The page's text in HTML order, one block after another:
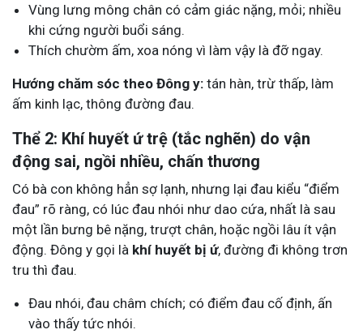
Vùng lưng mông chân có cảm giác nặng, mỏi; nhiều
khi cứng người buổi sáng.
Thích chườm ấm, xoa nóng vì làm vậy là đỡ ngay.
Hướng chăm sóc theo Đông y: tán hàn, trừ thấp, làm
ấm kinh lạc, thông đường đau.
Thể 2: Khí huyết ứ trệ (tắc nghẽn) do vận
động sai, ngồi nhiều, chấn thương
Có bà con không hẳn sợ lạnh, nhưng lại đau kiểu “điểm
đau” rõ ràng, có lúc đau nhói như dao cứa, nhất là sau
một lần bưng bê nặng, trượt chân, hoặc ngồi lâu ít vận
động. Đông y gọi là khí huyết bị ứ, đường đi không trơn
tru thì đau.
Đau nhói, đau châm chích; có điểm đau cố định, ấn
vào thấy tức nhói.